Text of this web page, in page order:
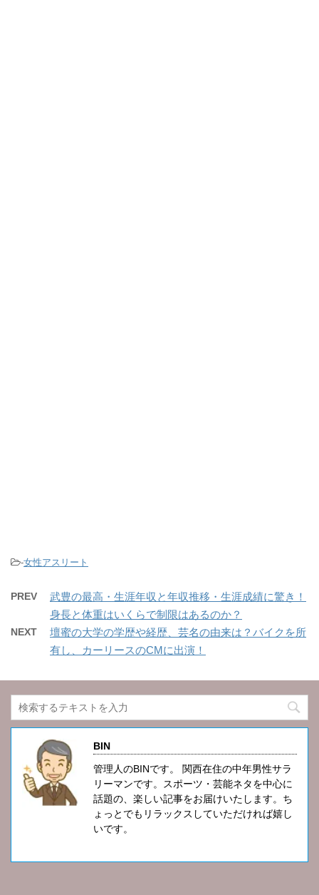
-女性アスリート
PREV
武豊の最高・生涯年収と年収推移・生涯成績に驚き！
身長と体重はいくらで制限はあるのか？
NEXT
壇蜜の大学の学歴や経歴、芸名の由来は？バイクを所
有し、カーリースのCMに出演！
BIN
管理人のBINです。 関西在住の中年男性サラ
リーマンです。スポーツ・芸能ネタを中心に
話題の、楽しい記事をお届けいたします。ち
ょっとでもリラックスしていただければ嬉し
いです。